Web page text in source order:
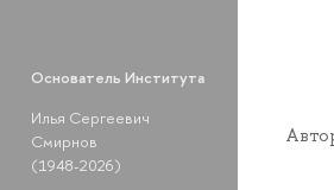
Основатель Института
Илья Сергеевич
Смирнов
(1948-2026)